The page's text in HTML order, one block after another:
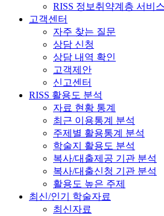
RISS 정보취약계층 서비
고객센터
자주 찾는 질문
상담 신청
상담 내역 확인
고객제안
신고센터
RISS 활용도 분석
자료 현황 통계
최근 이용통계 분석
주제별 활용통계 분석
학술지 활용도 분석
복사/대출제공 기관 분석
복사/대출신청 기관 분석
활용도 높은 주제
최신/인기 학술자료
최신자료